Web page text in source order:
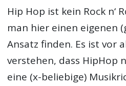
Hip Hop ist kein Rock n‘
man hier einen eigenen
Ansatz finden. Es ist vor
verstehen, dass HipHop
eine (x-beliebige)